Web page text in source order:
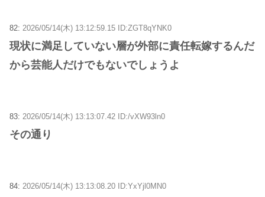
82: 2026/05/14(木) 13:12:59.15 ID:ZGT8qYNK0
現状に満足していない層が外部に責任転嫁するんだ
から芸能人だけでもないでしょうよ
83: 2026/05/14(木) 13:13:07.42 ID:/vXW93ln0
その通り
84: 2026/05/14(木) 13:13:08.20 ID:YxYjl0MN0